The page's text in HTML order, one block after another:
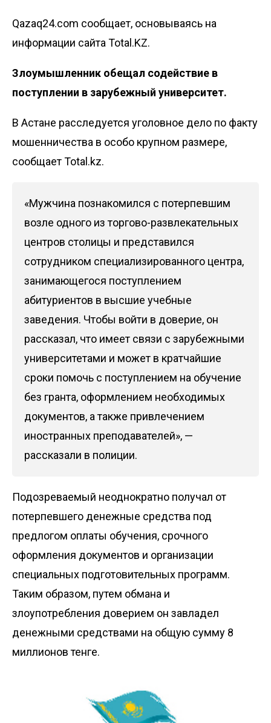
Qazaq24.com сообщает, основываясь на
информации сайта Total.KZ.
Злоумышленник обещал содействие в
поступлении в зарубежный университет.
В Астане расследуется уголовное дело по факту
мошенничества в особо крупном размере,
сообщает Total.kz.
«Мужчина познакомился с потерпевшим
возле одного из торгово-развлекательных
центров столицы и представился
сотрудником специализированного центра,
занимающегося поступлением
абитуриентов в высшие учебные
заведения. Чтобы войти в доверие, он
рассказал, что имеет связи с зарубежными
университетами и может в кратчайшие
сроки помочь с поступлением на обучение
без гранта, оформлением необходимых
документов, а также привлечением
иностранных преподавателей», —
рассказали в полиции.
Подозреваемый неоднократно получал от
потерпевшего денежные средства под
предлогом оплаты обучения, срочного
оформления документов и организации
специальных подготовительных программ.
Таким образом, путем обмана и
злоупотребления доверием он завладел
денежными средствами на общую сумму 8
миллионов тенге.